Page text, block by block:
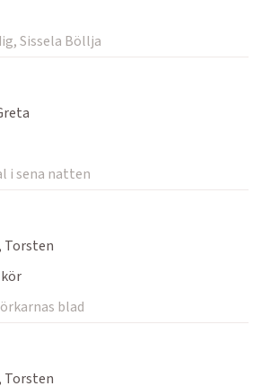
Sissela Böllja
i sena natten
Torsten
blad
Torsten